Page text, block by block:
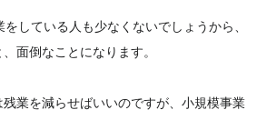
している人も少なくないでしょうから、
面倒なことになります。
残業を減らせばいいのですが、小規模事業